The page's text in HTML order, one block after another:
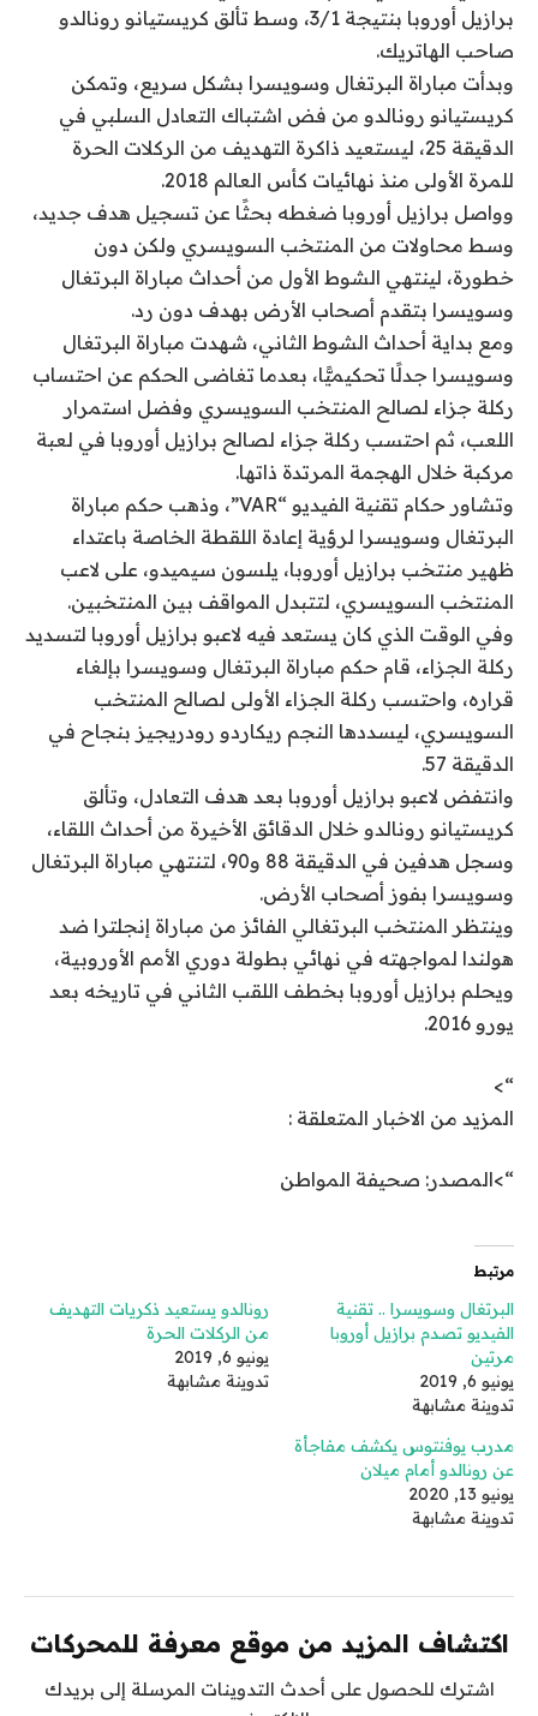
برازيل أوروبا بنتيجة 3/1، وسط تألق كريستيانو رونالدو
صاحب الهاتريك.
وبدأت مباراة البرتغال وسويسرا بشكل سريع، وتمكن
كريستيانو رونالدو من فض اشتباك التعادل السلبي في
الدقيقة 25، ليستعيد ذاكرة التهديف من الركلات الحرة
للمرة الأولى منذ نهائيات كأس العالم 2018.
وواصل برازيل أوروبا ضغطه بحثًا عن تسجيل هدف جديد،
وسط محاولات من المنتخب السويسري ولكن دون
خطورة، لينتهي الشوط الأول من أحداث مباراة البرتغال
وسويسرا بتقدم أصحاب الأرض بهدف دون رد.
ومع بداية أحداث الشوط الثاني، شهدت مباراة البرتغال
وسويسرا جدلًا تحكيميًّا، بعدما تغاضى الحكم عن احتساب
ركلة جزاء لصالح المنتخب السويسري وفضل استمرار
اللعب، ثم احتسب ركلة جزاء لصالح برازيل أوروبا في لعبة
مركبة خلال الهجمة المرتدة ذاتها.
وتشاور حكام تقنية الفيديو “VAR”، وذهب حكم مباراة
البرتغال وسويسرا لرؤية إعادة اللقطة الخاصة باعتداء
ظهير منتخب برازيل أوروبا، يلسون سيميدو، على لاعب
المنتخب السويسري، لتتبدل المواقف بين المنتخبين.
وفي الوقت الذي كان يستعد فيه لاعبو برازيل أوروبا لتسديد
ركلة الجزاء، قام حكم مباراة البرتغال وسويسرا بإلغاء
قراره، واحتسب ركلة الجزاء الأولى لصالح المنتخب
السويسري، ليسددها النجم ريكاردو رودريجيز بنجاح في
الدقيقة 57.
وانتفض لاعبو برازيل أوروبا بعد هدف التعادل، وتألق
كريستيانو رونالدو خلال الدقائق الأخيرة من أحداث اللقاء،
وسجل هدفين في الدقيقة 88 و90، لتنتهي مباراة البرتغال
وسويسرا بفوز أصحاب الأرض.
وينتظر المنتخب البرتغالي الفائز من مباراة إنجلترا ضد
هولندا لمواجهته في نهائي بطولة دوري الأمم الأوروبية،
ويحلم برازيل أوروبا بخطف اللقب الثاني في تاريخه بعد
يورو 2016.
“>
المزيد من الاخبار المتعلقة :
“>المصدر: صحيفة المواطن
مرتبط
البرتغال وسويسرا .. تقنية
الفيديو تصدم برازيل أوروبا
مرتين
يونيو 6, 2019
تدوينة مشابهة
رونالدو يستعيد ذكريات التهديف
من الركلات الحرة
يونيو 6, 2019
تدوينة مشابهة
مدرب يوفنتوس يكشف مفاجأة
عن رونالدو أمام ميلان
يونيو 13, 2020
تدوينة مشابهة
اكتشاف المزيد من موقع معرفة للمحركات
اشترك للحصول على أحدث التدوينات المرسلة إلى بريدك